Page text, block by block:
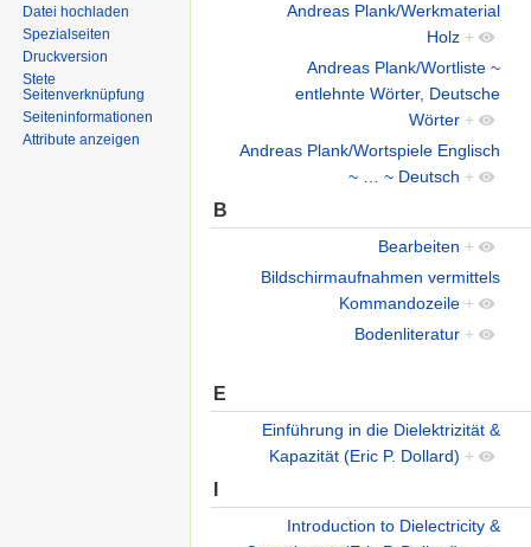
Andreas Plank/Werkmaterial
Holz +
Andreas Plank/Wortliste ~
entlehnte Wörter, Deutsche
Wörter +
Andreas Plank/Wortspiele Englisch
~ … ~ Deutsch +
B
Bearbeiten +
Bildschirmaufnahmen vermittels
Kommandozeile +
Bodenliteratur +
E
Einführung in die Dielektrizität &
Kapazität (Eric P. Dollard) +
I
Introduction to Dielectricity &
Datei hochladen
Spezialseiten
Druckversion
Stete
Seitenverknüpfung
Seiten­informationen
Attribute anzeigen